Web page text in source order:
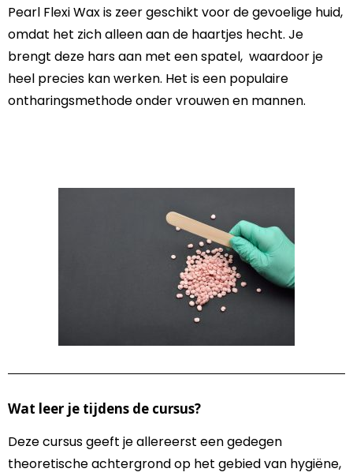
Pearl Flexi Wax is zeer geschikt voor de gevoelige huid,
omdat het zich alleen aan de haartjes hecht. Je
brengt deze hars aan met een spatel, waardoor je
heel precies kan werken. Het is een populaire
ontharingsmethode onder vrouwen en mannen.
Wat leer je tijdens de cursus?
Deze cursus geeft je allereerst een gedegen
theoretische achtergrond op het gebied van hygiëne,